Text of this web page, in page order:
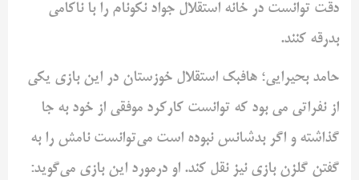
دقت توانست در خانه استقلال جواد نکونام را با ناکامی
بدرقه کنند.
حامد بحیرایی؛ هافبک استقلال خوزستان در این بازی یکی
از نفراتی می بود که توانست کارکرد موفقی از خود به جا
گذاشته و اگر بدشانس نبوده است می‌توانست نامش را به
گفتن گلزن بازی نیز نقل کند. او درمورد این بازی می‌گوید: